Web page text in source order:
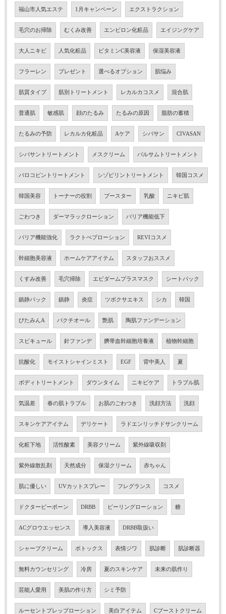
福山市人気エステ 1月キャンペーン エクストラクション
毛穴のお掃除 むくみ改善 エンビロン化粧品 エイジングケア
大人ニキビ 人気化粧品 ビタミンC美容液 保湿美容液
フラーレン プレゼント 選べるオプション 肌悩み
肌質タイプ 肌別トリートメント レカルカコスメ 混合肌
普通肌 敏感肌 顔のたるみ たるみの原因 脂肪の蓄積
たるみの予防 レカルカ化粧品 Aケア シバサン CIVASAN
シバサントリートメント メスクリーム バルサムトリートメント
バロコビントリートメント シゾピリントリートメント 韓国コスメ
韓国美容 トーナーの役割 ブースター 乳酸 ニキビ肌
ごわつき ダーマラックローション バリア機能低下
バリア機能強化 ラクトぺプローション REVIコスメ
幹細胞美容液 ホームケアアイテム スタッフおススメ
くすみ改善 毛穴掃除 エピダームプラスマスク シートパック
鎮静パック 鎮静 炎症 ツボクサエキス シカ 韓国
びたみんA バクチオール 艶肌 陶肌ファンデーション
スピキュール 針ファンデ 臍帯血幹細胞培養液 植物幹細胞
抗酸化 モイストシャインミスト EGF 背中美人 夏
ボディトリートメント ダウンタイム ニキビケア トラブル肌
気温差 春の肌トラブル お肌のごわつき 洗顔方法 洗顔
スキンケアアイテム デリケート ラドエンリッチドサンクリーム
化粧下地 活性酸素 美容クリーム 紫外線吸収剤
紫外線散乱剤 天然成分 保湿クリーム 赤ちゃん
肌に優しい UVカットスプレー フレグランス コスメ
ドクタービーボーン DRBB ピーリングローション 糖
ACグロウエッセンス 導入美容液 DRBB取扱い
シャープクリーム ボトックス 表情ジワ 肌診断 肌診断器
無料カウンセリング 冷房 夏のスキンケア 未来の肌作り
芸能人愛用 美肌の作り方 シミ予防
ルーセントプレップローション 美白アイテム Cブーストクリーム